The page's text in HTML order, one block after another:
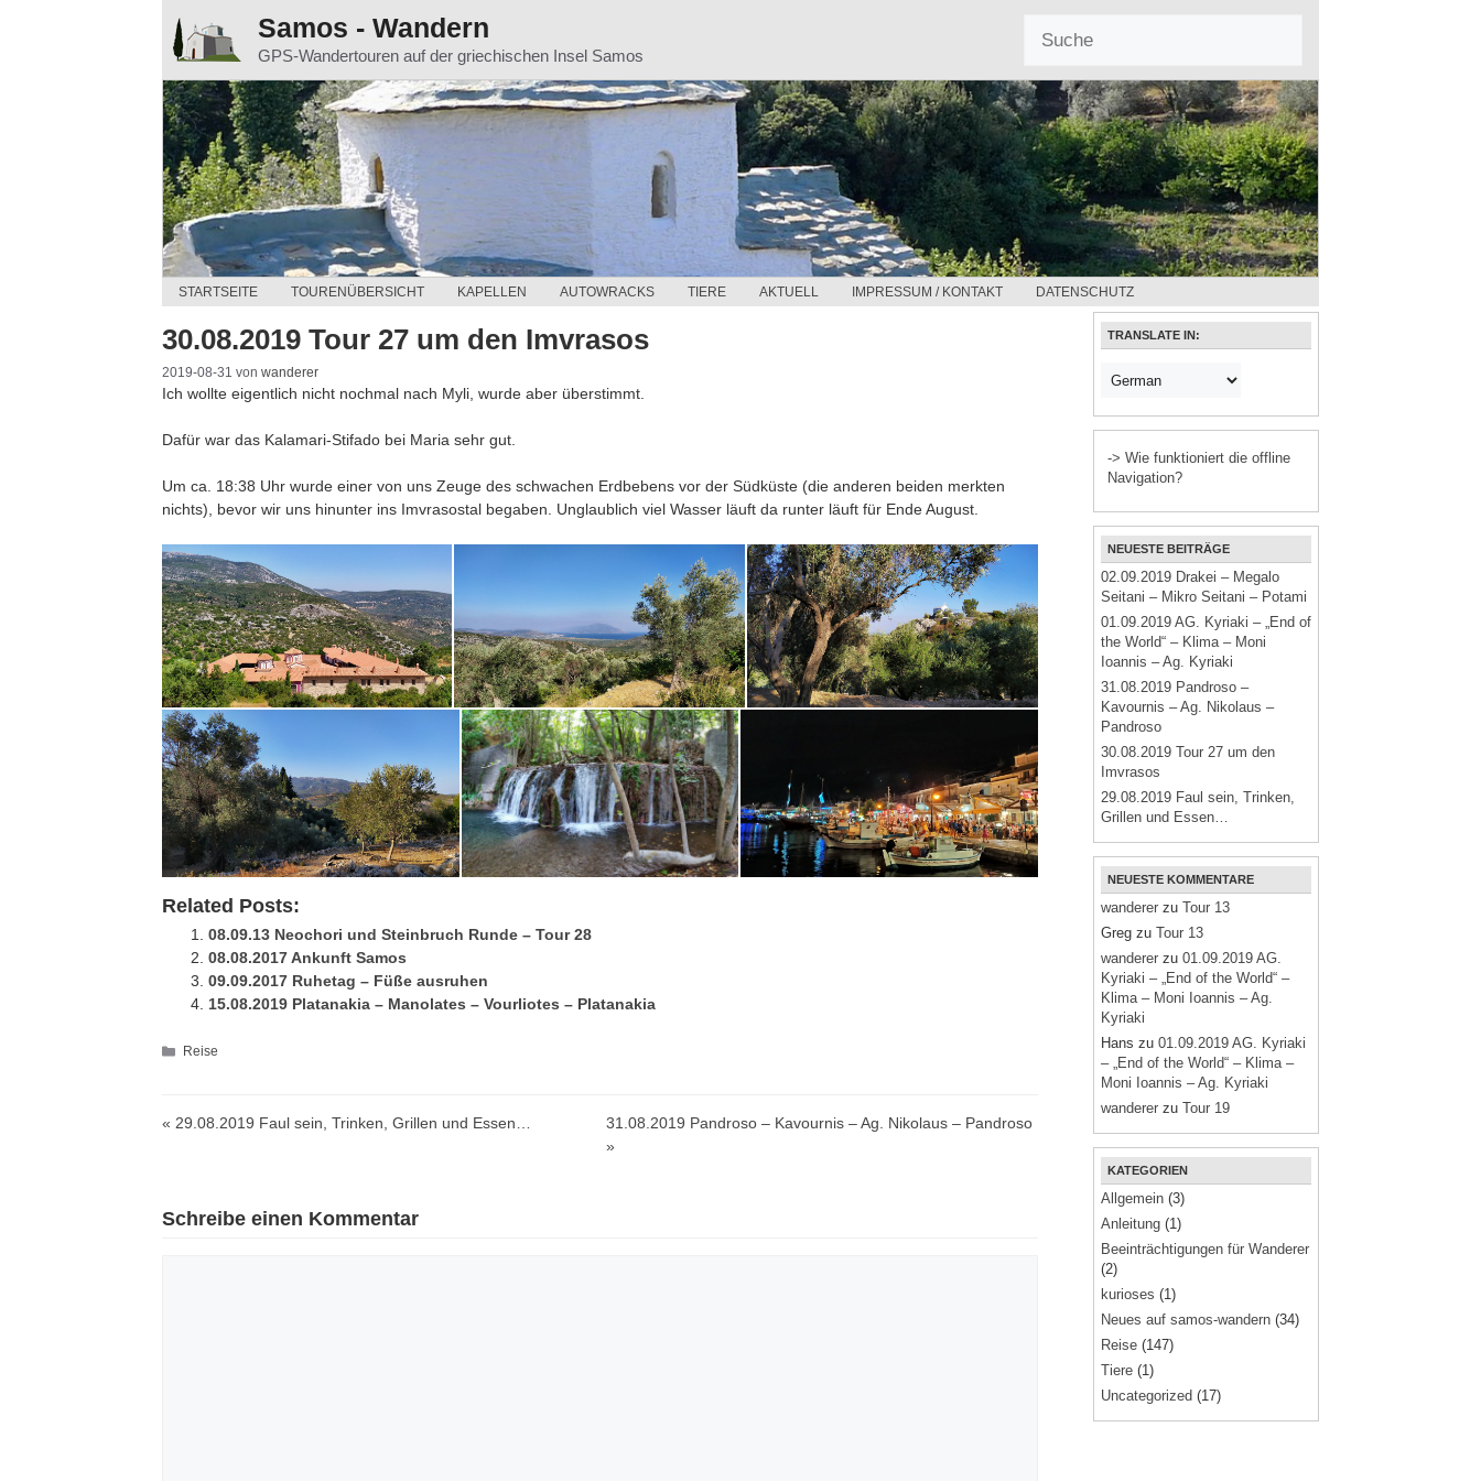
Samos - Wandern
GPS-Wandertouren auf der griechischen Insel Samos
STARTSEITE TOURENÜBERSICHT KAPELLEN AUTOWRACKS TIERE AKTUELL IMPRESSUM / KONTAKT DATENSCHUTZ
30.08.2019 Tour 27 um den Imvrasos
2019-08-31 von wanderer
Ich wollte eigentlich nicht nochmal nach Myli, wurde aber überstimmt.
Dafür war das Kalamari-Stifado bei Maria sehr gut.
Um ca. 18:38 Uhr wurde einer von uns Zeuge des schwachen Erdbebens vor der Südküste (die anderen beiden merkten
nichts), bevor wir uns hinunter ins Imvrasostal begaben. Unglaublich viel Wasser läuft da runter läuft für Ende August.
Related Posts:
08.09.13 Neochori und Steinbruch Runde – Tour 28
08.08.2017 Ankunft Samos
09.09.2017 Ruhetag – Füße ausruhen
15.08.2019 Platanakia – Manolates – Vourliotes – Platanakia
Kategorien
Reise
« 29.08.2019 Faul sein, Trinken, Grillen und Essen…
31.08.2019 Pandroso – Kavournis – Ag. Nikolaus – Pandroso
»
Schreibe einen Kommentar
TRANSLATE IN:
-> Wie funktioniert die offline
Navigation?
NEUESTE BEITRÄGE
02.09.2019 Drakei – Megalo
Seitani – Mikro Seitani – Potami
01.09.2019 AG. Kyriaki – „End of
the World“ – Klima – Moni
Ioannis – Ag. Kyriaki
31.08.2019 Pandroso –
Kavournis – Ag. Nikolaus –
Pandroso
30.08.2019 Tour 27 um den
Imvrasos
29.08.2019 Faul sein, Trinken,
Grillen und Essen…
NEUESTE KOMMENTARE
wanderer zu Tour 13
Greg zu Tour 13
wanderer zu 01.09.2019 AG.
Kyriaki – „End of the World“ –
Klima – Moni Ioannis – Ag.
Kyriaki
Hans zu 01.09.2019 AG. Kyriaki
– „End of the World“ – Klima –
Moni Ioannis – Ag. Kyriaki
wanderer zu Tour 19
KATEGORIEN
Allgemein (3)
Anleitung (1)
Beeinträchtigungen für Wanderer
(2)
kurioses (1)
Neues auf samos-wandern (34)
Reise (147)
Tiere (1)
Uncategorized (17)